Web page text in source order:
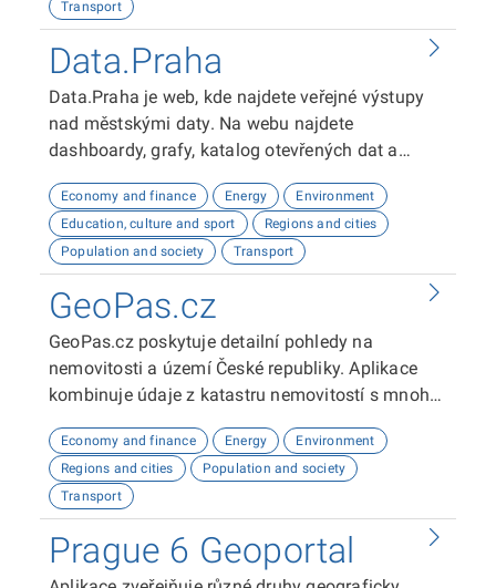
sadu, včetně možnosti kompletní úpravy jejího
rozhraní a sloupců.
Transport
Data.Praha
Data.Praha je web, kde najdete veřejné výstupy
nad městskými daty. Na webu najdete
dashboardy, grafy, katalog otevřených dat a
umožní analyzovat a vizualizovat data o Praze.
Doufáme, že vám naše platforma bude užitečná!
Economy and finance Energy
Environment
Education, culture and sport
Regions and cities
Population and society
Transport
GeoPas.cz
GeoPas.cz poskytuje detailní pohledy na
nemovitosti a území České republiky. Aplikace
kombinuje údaje z katastru nemovitostí s mnoha
prostředí, občanská vybavenost, sítě, územní
plány a spoustu dalších. Slouží zejména
zájemcům o nemovitosti a profesionálům v
Economy and finance Energy
Environment
Regions and cities
Population and society
Transport
Prague 6 Geoportal